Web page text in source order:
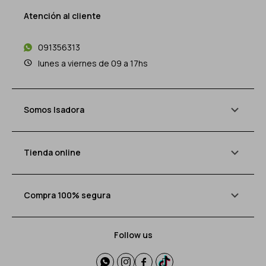
Atención al cliente
091356313
lunes a viernes de 09 a 17hs
Tienda online
Somos Isadora
Compra 100% segura
Follow us


 